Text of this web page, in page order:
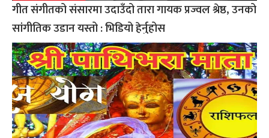
गीत संगीतको संसारमा उदाउँदो तारा गायक प्रज्वल श्रेष्ठ, उनको
सांगीतिक उडान यस्तो : भिडियो हेर्नुहोस